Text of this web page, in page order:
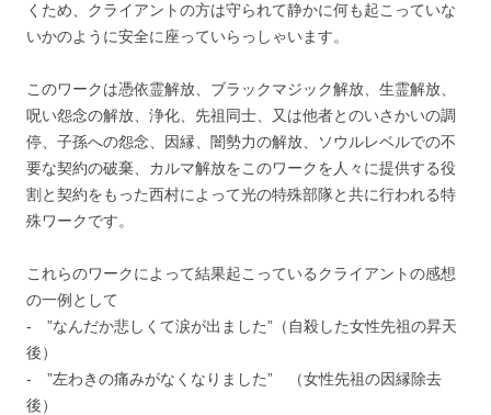
くため、クライアントの方は守られて静かに何も起こっていな
いかのように安全に座っていらっしゃいます。
このワークは憑依霊解放、ブラックマジック解放、生霊解放、
呪い怨念の解放、浄化、先祖同士、又は他者とのいさかいの調
停、子孫への怨念、因縁、闇勢力の解放、ソウルレベルでの不
要な契約の破棄、カルマ解放をこのワークを人々に提供する役
割と契約をもった西村によって光の特殊部隊と共に行われる特
殊ワークです。
これらのワークによって結果起こっているクライアントの感想
の一例として
‐ ”なんだか悲しくて涙が出ました”（自殺した女性先祖の昇天
後）
‐ ”左わきの痛みがなくなりました” （女性先祖の因縁除去
後）